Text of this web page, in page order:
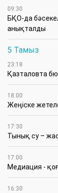
09:30
БҚО-да
анықталды
5 Тамыз
23:18
Қазталовта
18:00
Жеңіске
17:30
Тынық су –
17:00
Медиация -
16:30